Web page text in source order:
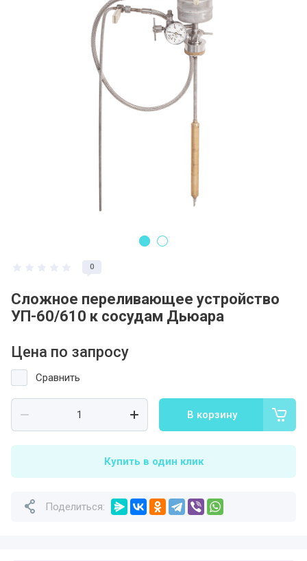
Регистрация и заказ на сайте
Политика конфидециальности
Пользовательское соглашение
Полезная информация
0
Сложное переливающее устройство
УП-60/610 к сосудам Дьюара
Цена по запросу
Сравнить
В корзину
Купить в один клик
Поделиться: